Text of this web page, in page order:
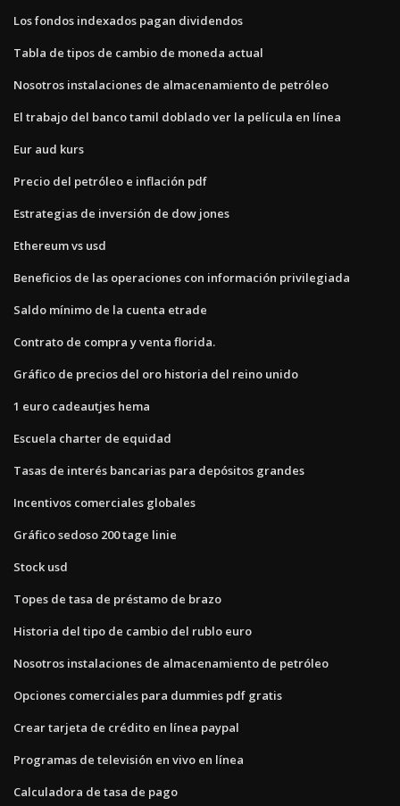
Los fondos indexados pagan dividendos
Tabla de tipos de cambio de moneda actual
Nosotros instalaciones de almacenamiento de petróleo
El trabajo del banco tamil doblado ver la película en línea
Eur aud kurs
Precio del petróleo e inflación pdf
Estrategias de inversión de dow jones
Ethereum vs usd
Beneficios de las operaciones con información privilegiada
Saldo mínimo de la cuenta etrade
Contrato de compra y venta florida.
Gráfico de precios del oro historia del reino unido
1 euro cadeautjes hema
Escuela charter de equidad
Tasas de interés bancarias para depósitos grandes
Incentivos comerciales globales
Gráfico sedoso 200 tage linie
Stock usd
Topes de tasa de préstamo de brazo
Historia del tipo de cambio del rublo euro
Nosotros instalaciones de almacenamiento de petróleo
Opciones comerciales para dummies pdf gratis
Crear tarjeta de crédito en línea paypal
Programas de televisión en vivo en línea
Calculadora de tasa de pago